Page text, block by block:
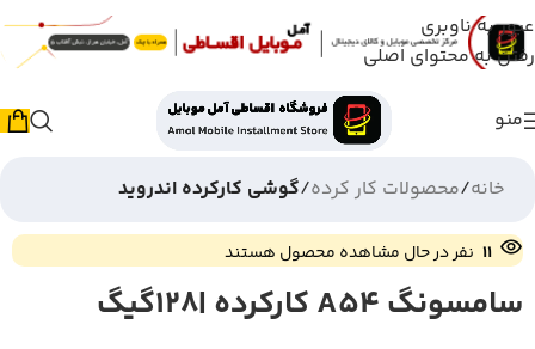
عبور به ناوبری
رفتن به محتوای اصلی
منو
خانه محصولات کار کرده گوشی کارکرده اندروید
11 نفر در حال مشاهده محصول هستند
سامسونگ A54 کارکرده |128گیگ